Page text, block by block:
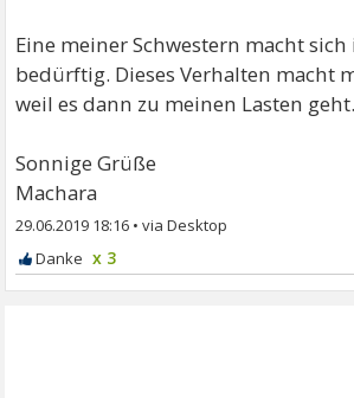
Eine meiner Schwestern macht
bedürftig. Dieses Verhalten macht
weil es dann zu meinen Lasten geht.
Sonnige Grüße
Machara
29.06.2019 18:16 •
x 3